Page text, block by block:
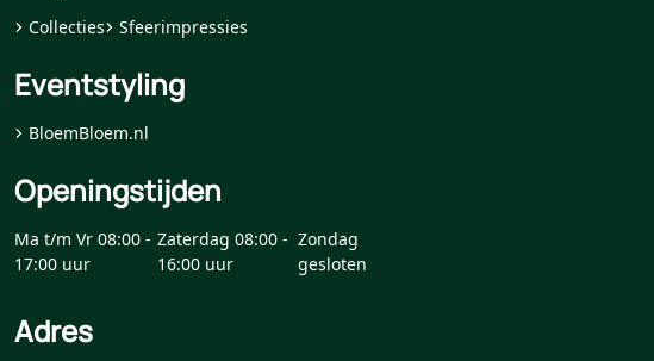
Collecties Sfeerimpressies
Eventstyling
BloemBloem.nl
Openingstijden
Ma t/m Vr 08:00 -
17:00 uur
Zaterdag 08:00 -
16:00 uur
Zondag
gesloten
Adres